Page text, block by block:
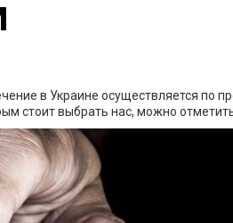
в Украине осуществляется по
стоит выбрать нас, можно